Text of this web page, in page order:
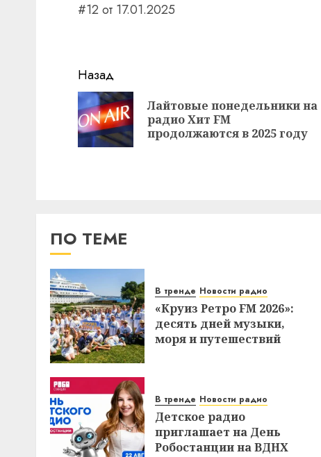
#12 от 17.01.2025
Навигация
записи
Назад
Лайтовые понедельники на
радио Хит FM
продолжаются в 2025 году
ПО ТЕМЕ
В тренде Новости радио
«Круиз Ретро FM 2026»:
десять дней музыки,
моря и путешествий
В тренде Новости радио
Детское радио
приглашает на День
Робостанции на ВДНХ